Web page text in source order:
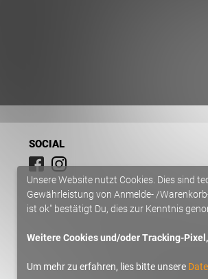
SOCIAL
Unsere Website nutzt Cookies. Dies sind
Gewährleistung von Anmelde- /
ist ok" bestätigt Du, dies zur Kenntnis
Weitere Cookies und/oder Tracking-
Um mehr zu erfahren, lies bitte unsere